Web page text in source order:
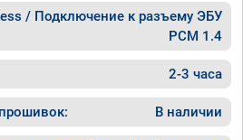
/ Подключение к разъему ЭБУ
PCM 1.4
2-3 часа
В наличии